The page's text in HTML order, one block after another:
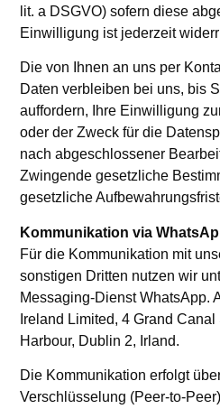
lit. a DSGVO) sofern diese
Einwilligung ist jederzeit
Die von Ihnen an uns per
Daten verbleiben bei uns, bis
auffordern, Ihre Einwilligung
oder der Zweck für die
nach abgeschlossener
Zwingende gesetzliche
gesetzliche
Kommunikation via
Für die Kommunikation mit
sonstigen Dritten nutzen wir
Messaging-Dienst WhatsApp.
Ireland Limited, 4 Grand
Harbour, Dublin 2, Irland.
Die Kommunikation erfolgt
Verschlüsselung (Peer-to-